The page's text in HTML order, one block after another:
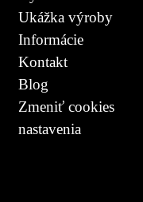
Ukážka výroby
Informácie
Kontakt
Blog
Zmeniť cookies
nastavenia